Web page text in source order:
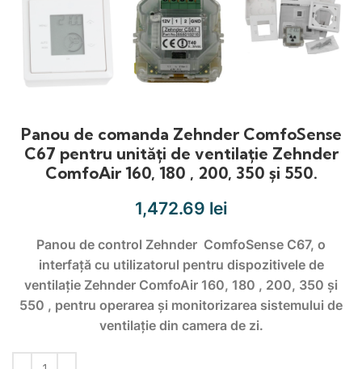
Panou de comanda Zehnder ComfoSense
C67 pentru unități de ventilație Zehnder
ComfoAir 160, 180 , 200, 350 și 550.
1,472.69 lei
Panou de control Zehnder ComfoSense C67, o
interfață cu utilizatorul pentru dispozitivele de
ventilație Zehnder ComfoAir 160, 180 , 200, 350 și
550 , pentru operarea și monitorizarea sistemului de
ventilație din camera de zi.